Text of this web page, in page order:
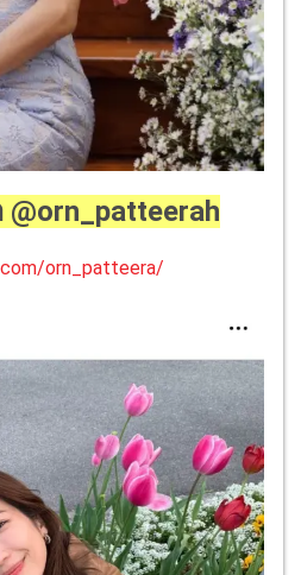
orn_patteera/